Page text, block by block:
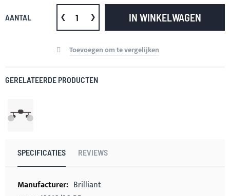
AANTAL IN WINKELWAGEN
Toevoegen om te vergelijken
GERELATEERDE PRODUCTEN
SPECIFICATIES REVIEWS
Meer
Brilliant